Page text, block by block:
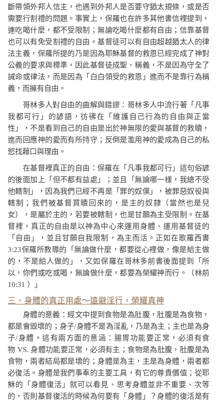
斷帶領外邦人信主，也遇到外邦人是否要守猶太規條，或是否
需要行割禮的問題。事實上，保羅也在許多其他書信裡提到，
連吃喝什麼，都不受限制；無論吃喝什麼都有自由；信靠基督
也可以有免受割禮的自由。基督徒可以有自由超越猶太人的律
法主義，保羅所提的乃是因為耶穌基督的救恩已經完成了神對
公義的要求與標準，因此基督徒成聖、稱義，不是因為守全了
誡命或律法，而是因為「白白領受的救恩」進而不是靠行為稱
義，而擁有自由。
哥林多人對自由的曲解與錯謬：哥林多人中流行著「凡事
我都可行」的諺語，彷彿在「維護自己行為的自由與正當
性」，不是看到自己的自由是出於神無限的愛與基督的救贖，
進而回應神的愛而有所持守；反倒是濫用神的愛成為自己的私
慾找藉口與理由。
在基督裡真正的自由：保羅在「凡事我都可行」這句俗諺
的後面加上「但不都有益處」；並且「無論哪一樣，我總不受
他轄制」，因為我們已經不再是「罪的奴僕」，被罪惡奴役與
轄制；我們被基督買贖回來的，是主的奴隸（當然也是兒
女），是屬於主的，若要被轄制，也是甘願為主受限制。在基
督裡，真正的自由是以神為中心來運用身體、運用基督徒的
「自由」，並且甘願自我限制，為主而活。正如在歌羅西書
3:23保羅所教導的 「無論做什麼，都要從心裡做，像是給主做
的，不是給人做的」
，又如保羅在哥林多前書後面提到
「所
以，你們或吃或喝，無論做什麼，都要為榮耀神而行。（林前
10:31 ）」
三、身體的真正用處～遠避淫行，榮耀真神
身體的意義：經文中提到食物是為肚腹，肚腹是為食物，
都是會毀壞的；身子/身體不是為淫亂，乃是為主；主也是為身
子/身體。這有兩方面的意涵：腸胃功能要正常，必須有食
物 VS. 身體功能要正常，必須有主；食物是為肚腹，肚腹是為
食物，兩者結局都是壞的；身體是為主，主是為身體，兩者都
必復活。身體是我們事奉的主要工具，有它的尊貴價值；從耶
穌的「身體復活」就可以看見、思考身體並非不重要、次等
的，否則基督復活的時候為何要有「身體」？身體的復活是有